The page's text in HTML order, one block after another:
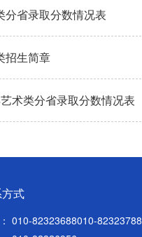
分省录取分数情况表
招生简章
术类分省录取分数情况表
式
010-82323688010-82323788